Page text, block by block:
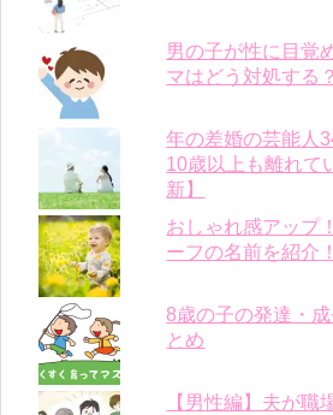
男の子が性に目覚
マはどう対処する？
年の差婚の芸能人
10歳以上も離れて
新】
おしゃれ感アップ
ーフの名前を紹介！
8歳の子の発達・
とめ
【男性編】夫が職